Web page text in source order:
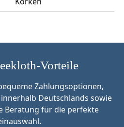
Vorteile
Zahlungsoptionen,
Deutschlands sowie
Beratung für die perfekte